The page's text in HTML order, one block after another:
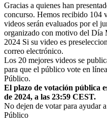
Gracias a quienes han
concurso. Hemos recibido 104
videos serán evaluados por el
organizado con motivo del Día
2024 Si su video es
correo electrónico.
Los 20 mejores videos se
para que el público vote en
Público.
El plazo de votación pública
de 2024, a las 23:59 CEST.
No dejen de votar para ayudar
Público